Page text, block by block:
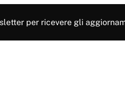
per ricevere gli